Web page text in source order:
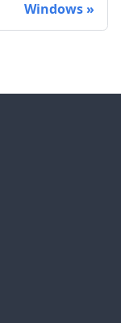
Windows